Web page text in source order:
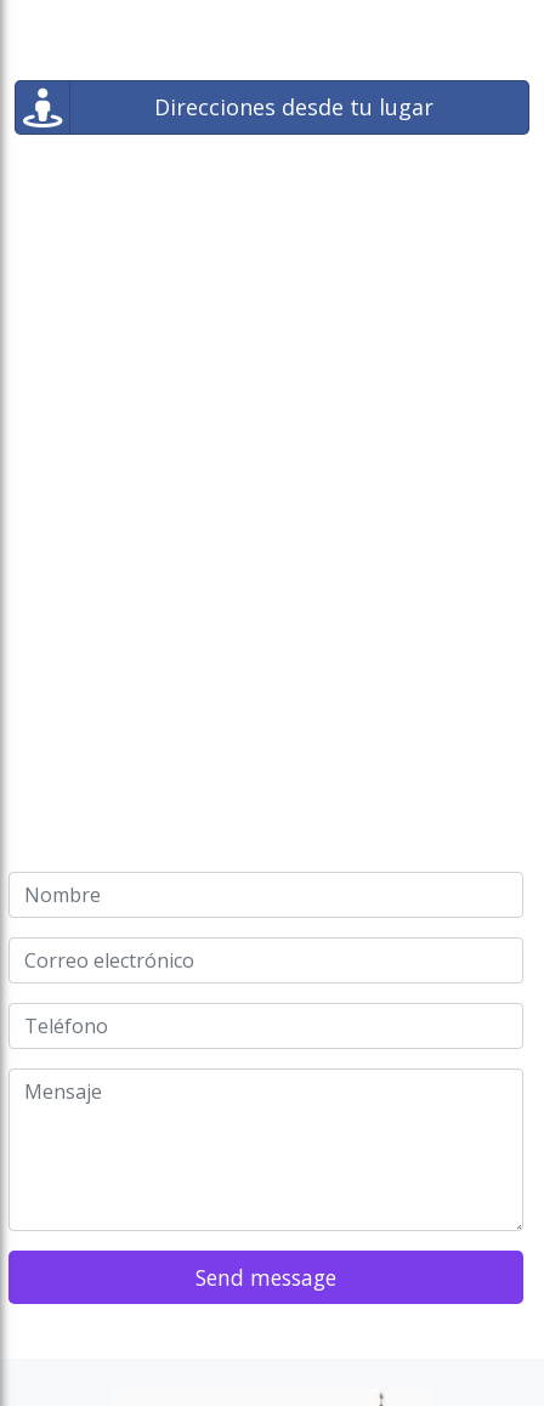
Direcciones desde tu lugar